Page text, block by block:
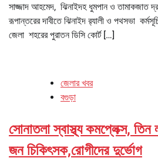
সাজ্জাদ আহমেদ, ঝিনাইদহ ধুমপান ও তামাকজাত
রূপান্তরের দাবীতে ঝিনাইদ র‌্যালী ও পথসভা
জেলা শহরের পুরাতন ডিসি কোর্ট […]
জেলার খবর
বগুড়া
সোনাতলা স্বাস্থ্য কমপ্লেক্স,
জন চিকিৎসক,রোগীদের দুর্ভোগ